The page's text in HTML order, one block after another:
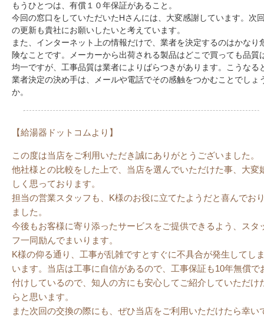
もうひとつは、有償１０年保証があること。
今回の窓口をしていただいたHさんには、大変感謝しています。次
の更新も貴社にお願いしたいと考えています。
また、インターネット上の情報だけで、業者を決定するのはかなり
険なことです。メーカーから出荷される製品はどこで買っても品質
均一ですが、工事品質は業者によりばらつきがあります。こうなる
業者決定の決め手は、メールや電話でその感触をつかむことでしょ
か。
【給湯器ドットコムより】
この度は当店をご利用いただき誠にありがとうございました。
他社様との比較をした上で、当店を選んでいただけた事、大変
しく思っております。
担当の営業スタッフも、K様のお役に立てたようだと喜んでお
ました。
今後もお客様に寄り添ったサービスをご提供できるよう、スタ
フ一同励んでまいります。
K様の仰る通り、工事が乱雑ですとすぐに不具合が発生してし
います。当店は工事に自信があるので、工事保証も10年無償で
付けしているので、知人の方にも安心してご紹介していただけ
らと思います。
また次回の交換の際にも、ぜひ当店をご利用いただけたら幸い